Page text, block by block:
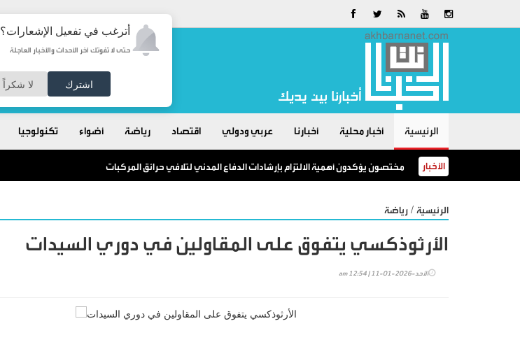
أترغب في تفعيل الإشعارات؟
حتى لا تفوتك آخر الأحداث والأخبار العاجلة
اشترك لا شكراً
الرئيسية أخبار محلية أخبارنا عربي ودولي اقتصاد رياضة أضواء تكنولوجيا
الأخبار مختصون يؤكدون أهمية الالتزام بإرشادات الدفاع المدني لتلافي حرائق المركبات
الرئيسية / رياضة
الأرثوذكسي يتفوق على المقاولين في دوري السيدات
الأحد-2026-01-11 | 12:54 am